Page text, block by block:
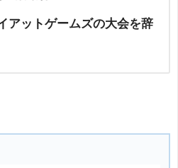
アットゲームズの大会を辞